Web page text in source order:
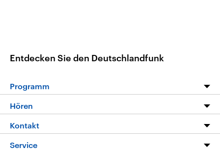
Entdecken Sie den Deutschlandfunk
Programm
Programm
Die Nachrichten
Hören
Livestream
Kontakt
Hörerservice
Service